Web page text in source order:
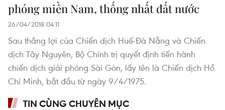
phóng miền Nam, thống nhất đất nước
26/04/2018 04:11
Sau thắng lợi của Chiến dịch Huế-Đà Nẵng và Chiến
dịch Tây Nguyên, Bộ Chính trị quyết định tiến hành
chiến dịch giải phóng Sài Gòn, lấy tên là Chiến dịch Hồ
Chí Minh, bắt đầu từ ngày 9/4/1975.
TIN CÙNG CHUYÊN MỤC